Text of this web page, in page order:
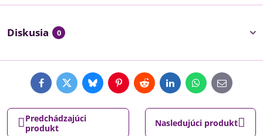
Diskusia 0
FacebookTwitterBlueskyPinterestRedditLinkedInWhatsApp
E-
mail
Predchádzajúci
produkt
Nasledujúci produkt